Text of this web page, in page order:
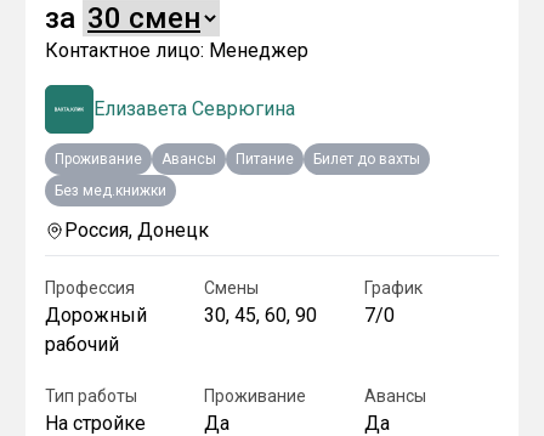
за
Контактное лицо: Менеджер
Елизавета Севрюгина
Проживание Авансы Питание
Билет до вахты
Без мед.книжки
Россия, Донецк
Профессия
Дорожный
рабочий
Смены
30, 45, 60, 90
График
7/0
Тип работы
На стройке
Проживание
Да
Авансы
Да